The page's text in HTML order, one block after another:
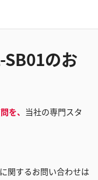
のお
を、 当社の専門スタ
関するお問い合わせは